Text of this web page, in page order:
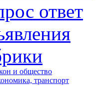
ответ
и общество
транспорт